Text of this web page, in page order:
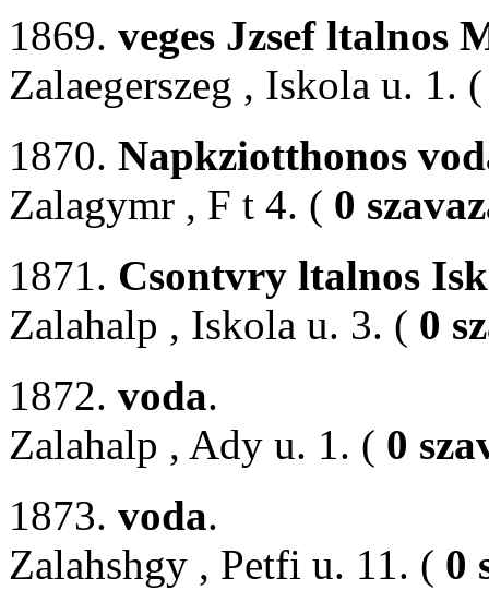
1869. veges Jzsef ltalnos
Zalaegerszeg , Iskola u. 1.
1870. Napkziotthonos
Zalagymr , F t 4. ( 0
1871. Csontvry ltalnos
Zalahalp , Iskola u. 3. ( 0
1872. voda.
Zalahalp , Ady u. 1. ( 0
1873. voda.
Zalahshgy , Petfi u. 11. ( 0